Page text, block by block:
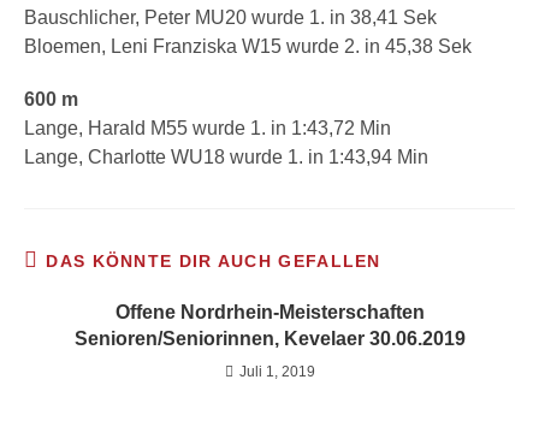
Bauschlicher, Peter MU20 wurde 1. in 38,41 Sek
Bloemen, Leni Franziska W15 wurde 2. in 45,38 Sek
600 m
Lange, Harald M55 wurde 1. in 1:43,72 Min
Lange, Charlotte WU18 wurde 1. in 1:43,94 Min
DAS KÖNNTE DIR AUCH GEFALLEN
Offene Nordrhein-Meisterschaften
Senioren/Seniorinnen, Kevelaer 30.06.2019
Juli 1, 2019